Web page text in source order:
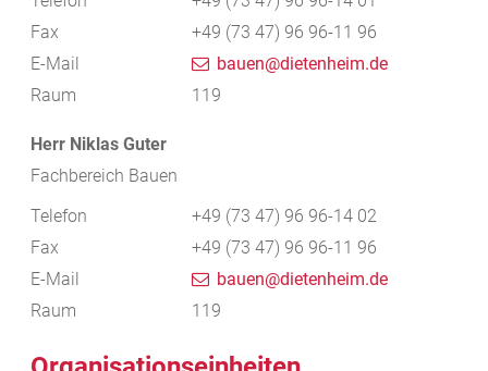
Fax
+49 (73 47) 96 96-11 96
E-Mail
bauen@dietenheim.de
Raum
119
Herr Niklas Guter
Fachbereich Bauen
Telefon
+49 (73 47) 96 96-14 02
Fax
+49 (73 47) 96 96-11 96
E-Mail
bauen@dietenheim.de
Raum
119